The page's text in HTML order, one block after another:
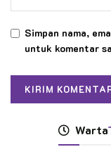
Simpan nama,
untuk komentar
Warta